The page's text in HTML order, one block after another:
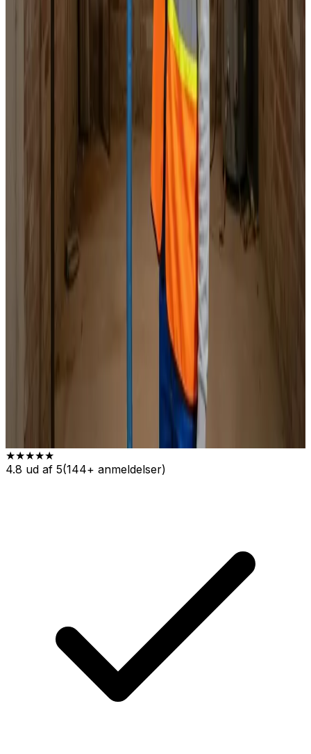
Specialister i alle mærker
70 60 30 04
★★★★★
4.8 ud af 5(144+ anmeldelser)